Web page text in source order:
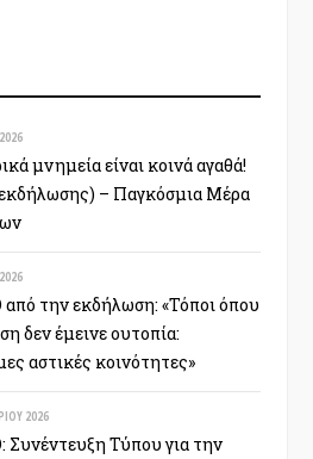
μνημεία είναι κοινά αγαθά!
– Παγκόσμια Μέρα
την εκδήλωση: «Τόποι όπου
δεν έμεινε ουτοπία:
αστικές κοινότητες»
2026
Τύπου για την